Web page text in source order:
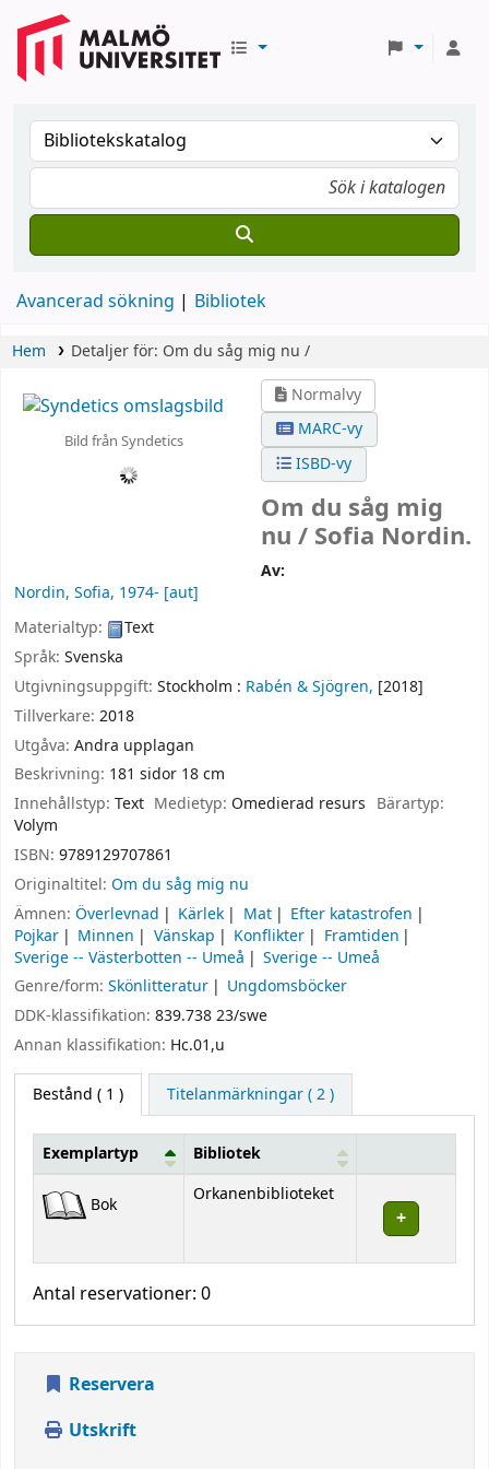
Avancerad sökning Bibliotek
Hem Detaljer för: Om du såg mig nu /
Bild från Syndetics
Normalvy
MARC-vy
ISBD-vy
Om du såg mig
nu / Sofia Nordin.
Av:
Nordin, Sofia, 1974- [aut]
Materialtyp:
Text
Språk: Svenska
Utgivningsuppgift: Stockholm : Rabén & Sjögren, [2018]
Tillverkare: 2018
Utgåva: Andra upplagan
Beskrivning: 181 sidor 18 cm
Innehållstyp: Text Medietyp: Omedierad resurs Bärartyp:
Volym
ISBN: 9789129707861
Originaltitel: Om du såg mig nu
Ämnen: Överlevnad Kärlek Mat
Efter katastrofen
Pojkar
Minnen Vänskap Konflikter
Framtiden
Sverige -- Västerbotten -- Umeå
Sverige -- Umeå
Genre/form: Skönlitteratur
Ungdomsböcker
DDK-klassifikation: 839.738 23/swe
Annan klassifikation: Hc.01,u
Bestånd ( 1 ) Titelanmärkningar ( 2 )
Bestånd
Exemplartyp Bibliotek
Bok Orkanenbiblioteket
Antal reservationer: 0
Reservera
Utskrift